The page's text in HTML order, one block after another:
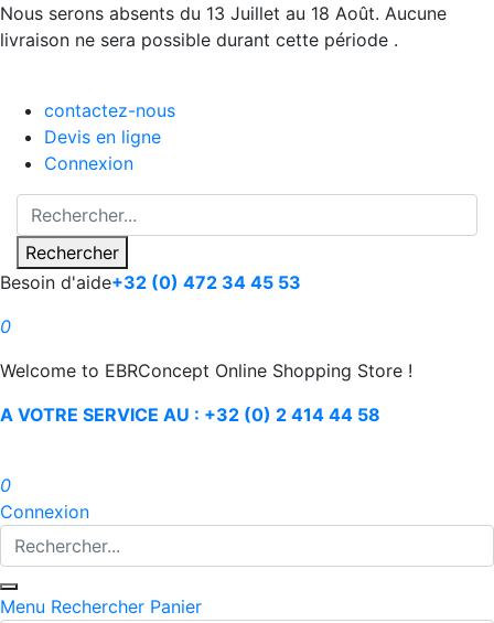
Nous serons absents du 13 Juillet au 18 Août. Aucune
livraison ne sera possible durant cette période .
contactez-nous
Devis en ligne
Connexion
Rechercher
Besoin d'aide+32 (0) 472 34 45 53
0
Welcome to EBRConcept Online Shopping Store !
A VOTRE SERVICE AU : +32 (0) 2 414 44 58
0
Connexion
Menu Rechercher Panier